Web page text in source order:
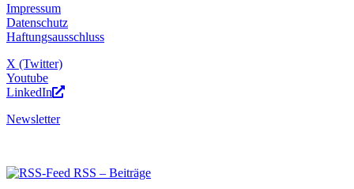
Impressum
Datenschutz
Haftungsausschluss
X (Twitter)
Youtube
LinkedIn
Newsletter
RSS – Beiträge